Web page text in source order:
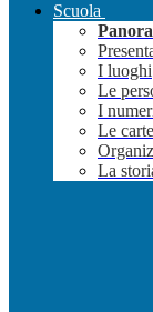
Scuola
I luoghi
Le
I
Le
La